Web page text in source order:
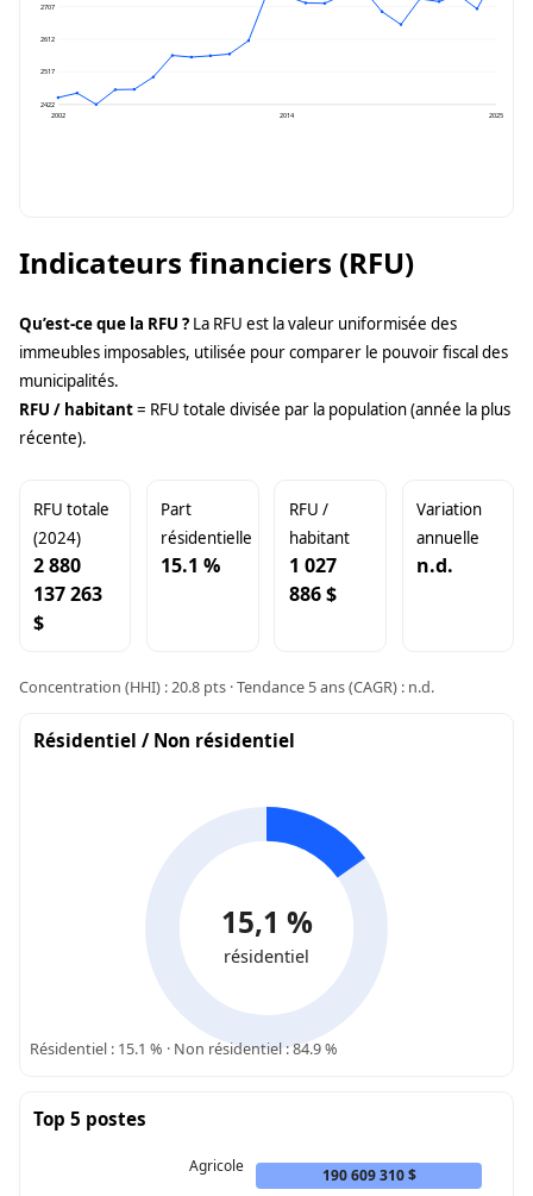
2707
2612
2517
2422
2002
2014 2025
Indicateurs financiers (RFU)
Qu’est-ce que la RFU ? La RFU est la valeur uniformisée des
immeubles imposables, utilisée pour comparer le pouvoir fiscal des
municipalités.
RFU / habitant= RFU totale divisée par la population (année la plus
récente).
RFU totale
(2024)
2 880
137 263
$
Part
résidentielle
15.1 %
RFU /
habitant
1 027
886 $
Variation
annuelle
n.d.
Concentration (HHI) : 20.8 pts · Tendance 5 ans (CAGR) : n.d.
Résidentiel / Non résidentiel
15,1 %
résidentiel
Résidentiel : 15.1 % · Non résidentiel : 84.9 %
Top 5 postes
Agricole
190 609 310 $